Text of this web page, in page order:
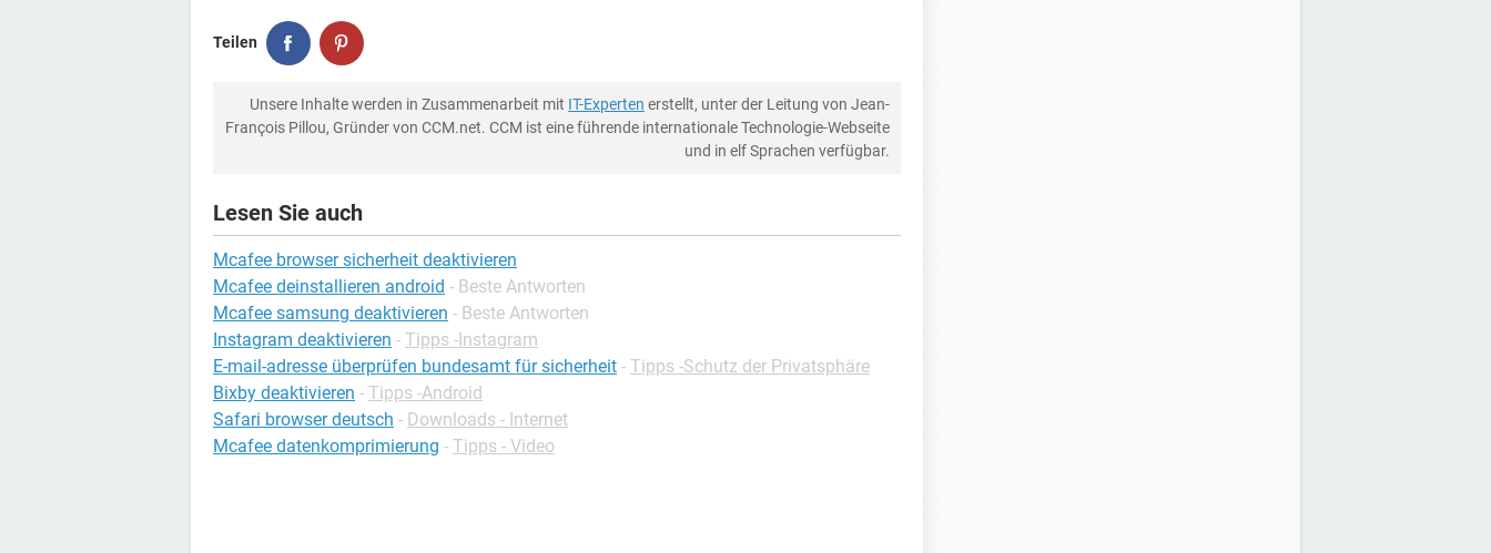
Teilen
Unsere Inhalte werden in Zusammenarbeit mit IT-Experten erstellt, unter der Leitung von Jean-
François Pillou, Gründer von CCM.net. CCM ist eine führende internationale Technologie-Webseite
und in elf Sprachen verfügbar.
Lesen Sie auch
Mcafee browser sicherheit deaktivieren
Mcafee deinstallieren android - Beste Antworten
Mcafee samsung deaktivieren - Beste Antworten
Instagram deaktivieren - Tipps -Instagram
E-mail-adresse überprüfen bundesamt für sicherheit - Tipps -Schutz der Privatsphäre
Bixby deaktivieren - Tipps -Android
Safari browser deutsch - Downloads - Internet
Mcafee datenkomprimierung - Tipps - Video